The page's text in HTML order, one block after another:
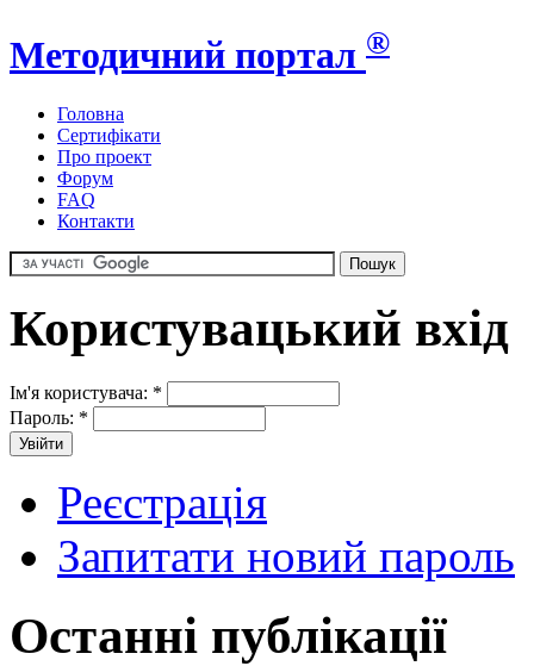
Методичний портал ®
Головна
Сертифікати
Про проект
Форум
FAQ
Контакти
Користувацький вхід
Ім'я користувача: *
Пароль: *
Реєстрація
Запитати новий пароль
Останні публікації